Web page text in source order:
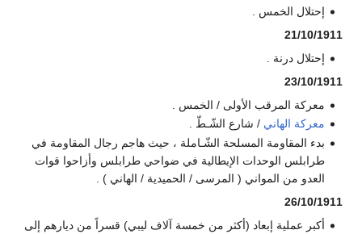
إحتلال الخمس .
21/10/1911
إحتلال درنة .
23/10/1911
معركة المرقب الأولى / الخمس .
معركة الهاني / شارع الشّـطّ .
بدء المقاومة المسلحة الشّـاملة ، حيث هاجم رجال المقاومة في
طرابلس الوحدات الإيطالية في ضواحي طرابلس وأزاحوا قوات
العدو من المواني ( المرسى / الحميدية / الهاني ) .
26/10/1911
أكبر عملية إبعاد (أكثر من خمسة آلاف ليبي) قسراً من ديارهم إلى